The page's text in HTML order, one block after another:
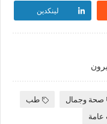
لينكدين
صحة وجمال
طب
عامة